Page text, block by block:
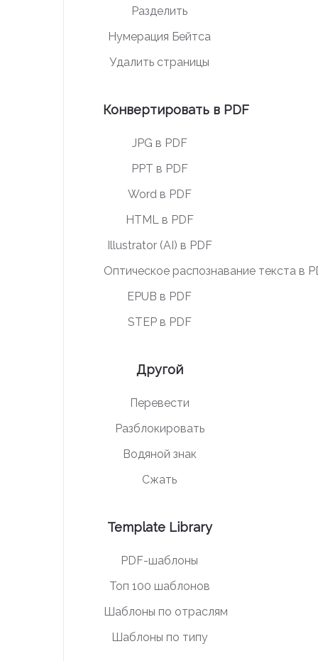
Разделить
Нумерация Бейтса
Удалить страницы
Конвертировать в PDF
JPG в PDF
PPT в PDF
Word в PDF
HTML в PDF
Illustrator (AI) в PDF
Оптическое распознавание текста в
EPUB в PDF
STEP в PDF
Другой
Перевести
Разблокировать
Водяной знак
Сжать
Template Library
PDF-шаблоны
Топ 100 шаблонов
Шаблоны по отраслям
Шаблоны по типу